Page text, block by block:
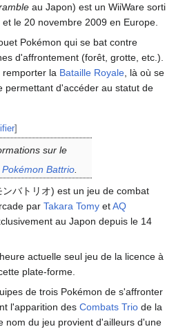
au Japon) est un WiiWare sorti
le 20 novembre 2009 en Europe.
Pokémon qui se bat contre
d'affrontement (forêt, grotte, etc.).
remporter la Bataille Royale , là où se
permettant d'accéder au statut de
]
sur le
Pokémon Battrio
ンバトリオ) est un jeu de combat
par Takara Tomy etAQ
au Japon depuis le 14
actuelle seul jeu de la licence à
plate-forme.
de trois Pokémon de s'affronter
l'apparition des Combats Trio de la
nom du jeu provient d'ailleurs d'une